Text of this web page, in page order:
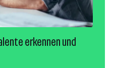
erkennen und